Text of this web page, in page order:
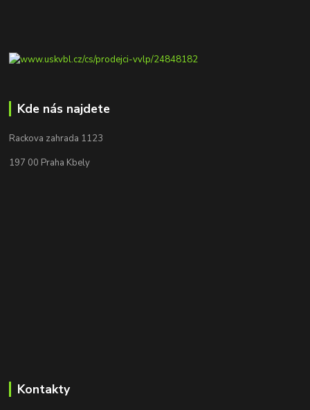
Kde nás najdete
Rackova zahrada 1123
197 00 Praha Kbely
Kontakty